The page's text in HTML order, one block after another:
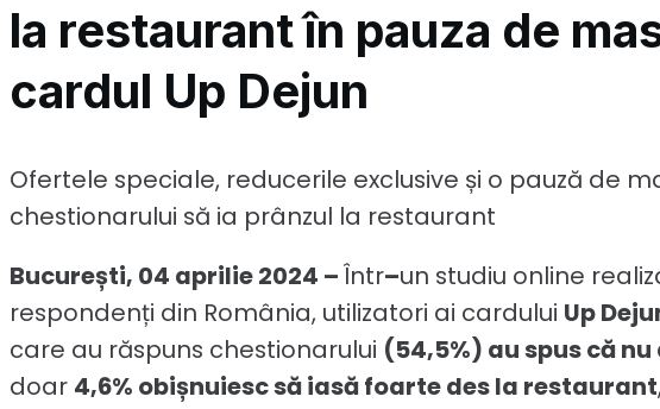
la restaurant în pauza de
cardul Up Dejun
Ofertele speciale, reducerile exclusive și o pauză de
chestionarului să ia prânzul la restaurant
București, 04 aprilie 2024 –Într–un studiu online
respondenți din România, utilizatori ai cardului Up
care au răspuns chestionarului (54,5%) au spus că
doar 4,6% obișnuiesc să iasă foarte des la restaurant